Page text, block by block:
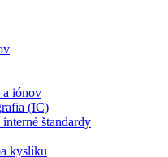
a iónov
(IC)
štandardy
kyslíku